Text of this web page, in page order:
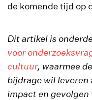
de komende tijd op
Dit artikel is
voor
cultuur, waarmee
bijdrage wil leveren
impact en gevolgen